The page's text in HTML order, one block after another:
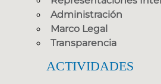
Administración
Marco Legal
Transparencia
ACTIVIDADES